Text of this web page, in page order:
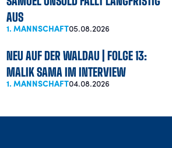
AUS
1. MANNSCHAFT05.08.2026
NEU AUF DER WALDAU | FOLGE 13:
MALIK SAMA IM INTERVIEW
1. MANNSCHAFT04.08.2026